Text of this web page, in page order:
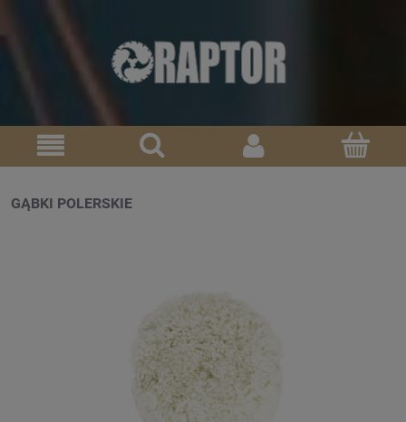
GĄBKI POLERSKIE